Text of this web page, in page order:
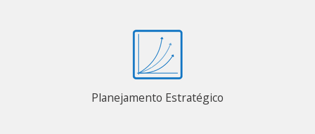
Planejamento Estratégico